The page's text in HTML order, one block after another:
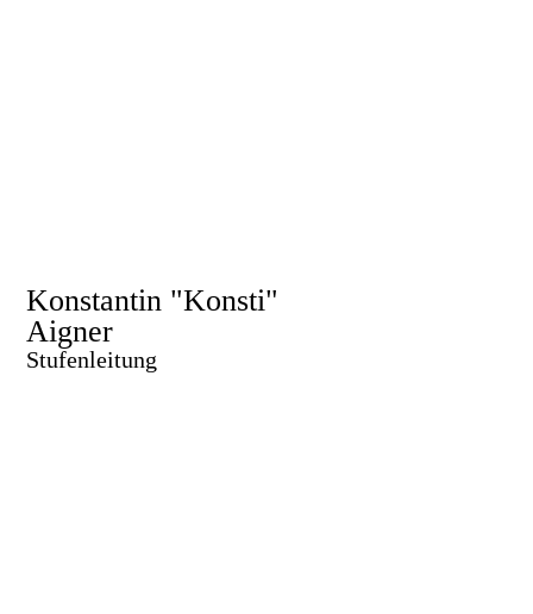
Konstantin "Konsti"
Aigner
Stufenleitung